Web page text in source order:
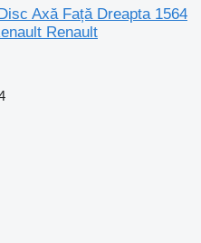
Axă Față Dreapta 1564
Renault